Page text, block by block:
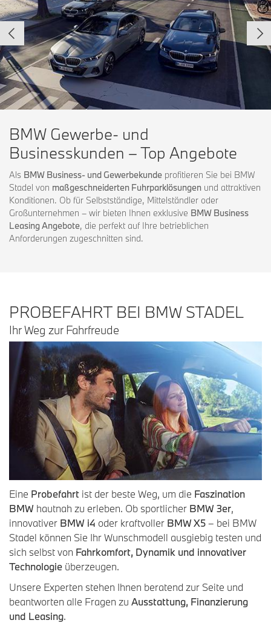
BMW Gewerbe- und
Businesskunden – Top Angebote
Als BMW Business- und Gewerbekunde profitieren Sie bei BMW
Stadel von maßgeschneiderten Fuhrparklösungen und attraktiven
Konditionen. Ob für Selbstständige, Mittelständler oder
Großunternehmen – wir bieten Ihnen exklusive BMW Business
Leasing Angebote, die perfekt auf Ihre betrieblichen
Anforderungen zugeschnitten sind.
PROBEFAHRT BEI BMW STADEL
Ihr Weg zur Fahrfreude
Eine Probefahrt ist der beste Weg, um die Faszination
BMW hautnah zu erleben. Ob sportlicher BMW 3er,
innovativer BMW i4 oder kraftvoller BMW X5– bei BMW
Stadel können Sie Ihr Wunschmodell ausgiebig testen und
sich selbst von Fahrkomfort, Dynamik und innovativer
Technologie überzeugen.
Unsere Experten stehen Ihnen beratend zur Seite und
beantworten alle Fragen zu Ausstattung, Finanzierung
und Leasing.